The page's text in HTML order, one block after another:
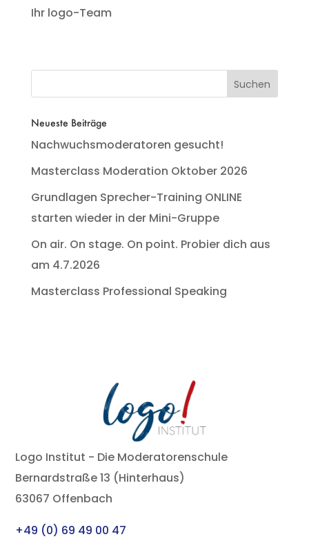
Ihr logo-Team
Neueste Beiträge
Nachwuchsmoderatoren gesucht!
Masterclass Moderation Oktober 2026
Grundlagen Sprecher-Training ONLINE
starten wieder in der Mini-Gruppe
On air. On stage. On point. Probier dich aus
am 4.7.2026
Masterclass Professional Speaking
Logo Institut - Die Moderatorenschule
Bernardstraße 13 (Hinterhaus)
63067 Offenbach
+49 (0) 69 49 00 47